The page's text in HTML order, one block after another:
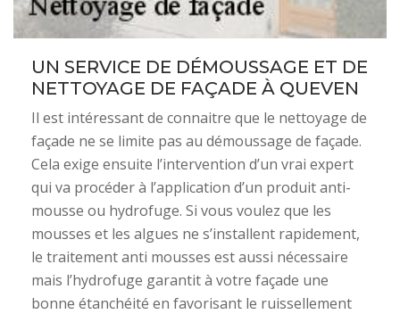
UN SERVICE DE DÉMOUSSAGE ET DE
NETTOYAGE DE FAÇADE À QUEVEN
Il est intéressant de connaitre que le nettoyage de
façade ne se limite pas au démoussage de façade.
Cela exige ensuite l’intervention d’un vrai expert
qui va procéder à l’application d’un produit anti-
mousse ou hydrofuge. Si vous voulez que les
mousses et les algues ne s’installent rapidement,
le traitement anti mousses est aussi nécessaire
mais l’hydrofuge garantit à votre façade une
bonne étanchéité en favorisant le ruissellement